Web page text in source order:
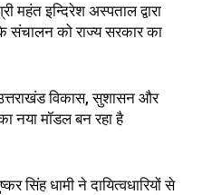
महंत इन्दिरेश अस्पताल द्वारा
संचालन को राज्य सरकार का
विकास, सुशासन और
नया मॉडल बन रहा है
सिंह धामी ने दायित्वधारियों से